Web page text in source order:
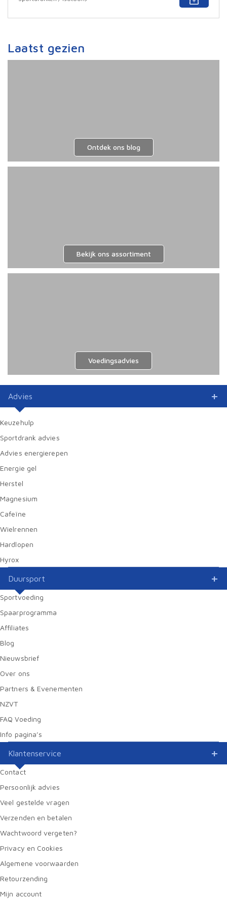
kan
Laatst gezien
Ontdek ons blog
Bekijk ons assortiment
Voedingsadvies
Advies
Keuzehulp
Sportdrank advies
Advies energierepen
Energie gel
Herstel
Magnesium
Cafeïne
Wielrennen
Hardlopen
Hyrox
Duursport
Sportvoeding
Spaarprogramma
Affiliates
Blog
Nieuwsbrief
Over ons
Partners & Evenementen
NZVT
FAQ Voeding
Info pagina’s
Klantenservice
Contact
Persoonlijk advies
Veel gestelde vragen
Verzenden en betalen
Wachtwoord vergeten?
Privacy en Cookies
Algemene voorwaarden
Retourzending
Mijn account